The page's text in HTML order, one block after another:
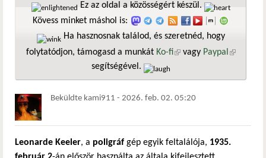
Ez az oldal a közösségért készül.
Kövess minket máshol is:
Ha hasznosnak találod, és szeretnéd, hogy
folytatódjon, támogasd a munkát Ko-fi(külső hivatkozás)
vagy Paypal
segítségével.
Beküldte kami911 - 2026. feb. 02. 05:20
Leonarde Keeler, a poligráf gép egyik feltalálója, 1935.